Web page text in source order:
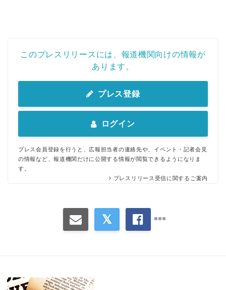
このプレスリリースには、報道機関向けの情報が
あります。
プレス登録
ログイン
プレス会員登録を行うと、広報担当者の連絡先や、イベント・記者会見
の情報など、報道機関だけに公開する情報が閲覧できるようになりま
す。
プレスリリース受信に関するご案内